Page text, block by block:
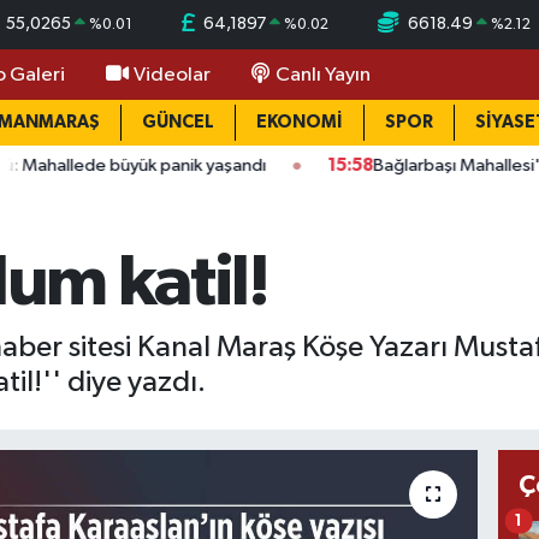
55,0265 %0.01 64,1897 %0.02 6618.49 %2.12
Galeri Videolar Canlı Yayın
GÜNCEL EKONOMİ SPOR
panik yaşandı 15:58Bağlarbaşı Mahallesi'nde 101.
katil!
sitesi Kanal Maraş Köşe Yazarı
diye yazdı.
1